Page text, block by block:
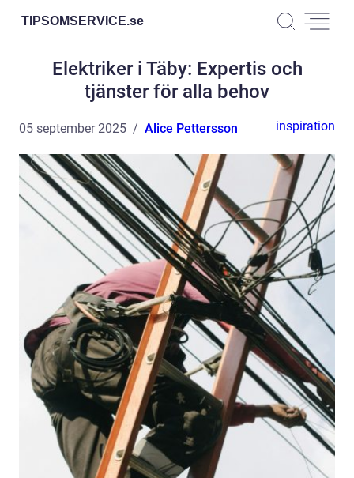
TIPSOMSERVICE.se
Elektriker i Täby: Expertis och
tjänster för alla behov
05 september 2025 Alice Pettersson inspiration